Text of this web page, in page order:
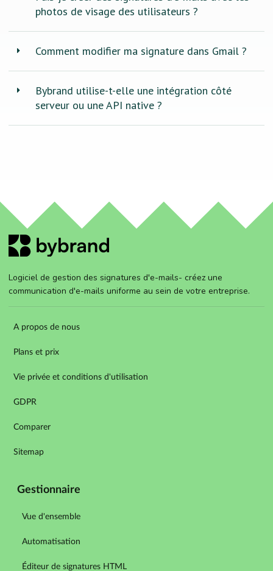
photos de visage des utilisateurs ?
Comment modifier ma signature dans Gmail ?
Bybrand utilise-t-elle une intégration côté
serveur ou une API native ?
Logiciel de gestion des signatures d'e-mails- créez une
communication d'e-mails uniforme au sein de votre entreprise.
A propos de nous
Plans et prix
Vie privée et conditions d'utilisation
GDPR
Comparer
Sitemap
Gestionnaire
Vue d'ensemble
Automatisation
Éditeur de signatures HTML